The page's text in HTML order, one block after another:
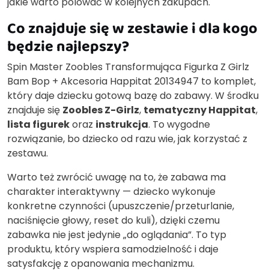
Co znajduje się w zestawie i dla kogo
będzie najlepszy?
Spin Master Zoobles Transformująca Figurka Z Girlz
Bam Bop + Akcesoria Happitat 20134947 to komplet,
który daje dziecku gotową bazę do zabawy. W środku
znajduje się Zoobles Z-Girlz, tematyczny Happitat,
lista figurekoraz instrukcja. To wygodne
rozwiązanie, bo dziecko od razu wie, jak korzystać z
zestawu.
Warto też zwrócić uwagę na to, że zabawa ma
charakter interaktywny — dziecko wykonuje
konkretne czynności (upuszczenie/przeturlanie,
naciśnięcie głowy, reset do kuli), dzięki czemu
zabawka nie jest jedynie „do oglądania”. To typ
produktu, który wspiera samodzielność i daje
satysfakcję z opanowania mechanizmu.